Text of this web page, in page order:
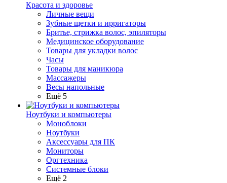
Красота и здоровье
Личные вещи
Зубные щетки и ирригаторы
Бритье, стрижка волос, эпиляторы
Медицинское оборудование
Товары для укладки волос
Часы
Товары для маникюра
Массажеры
Весы напольные
Ещё 5
Ноутбуки и компьютеры
Моноблоки
Ноутбуки
Аксессуары для ПК
Мониторы
Оргтехника
Системные блоки
Ещё 2